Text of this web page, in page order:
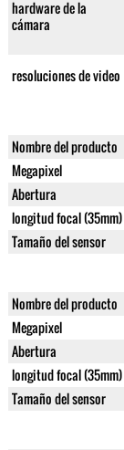
hardware de la
cámara
resoluciones de video
Nombre del producto
Megapixel
Abertura
longitud focal (35mm)
Tamaño del sensor
Nombre del producto
Megapixel
Abertura
longitud focal (35mm)
Tamaño del sensor